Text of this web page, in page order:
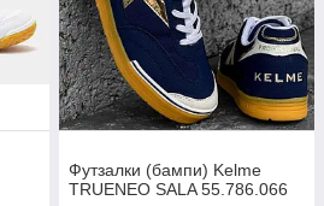
Футзалки (бампи) Kelme
TRUENEO SALA 55.786.066